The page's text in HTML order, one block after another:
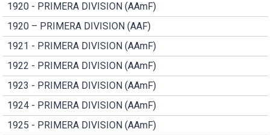
1920 - PRIMERA DIVISION (AAmF)
1920 – PRIMERA DIVISION (AAF)
1921 - PRIMERA DIVISION (AAmF)
1922 - PRIMERA DIVISION (AAmF)
1923 - PRIMERA DIVISION (AAmF)
1924 - PRIMERA DIVISION (AAmF)
1925 - PRIMERA DIVISION (AAmF)